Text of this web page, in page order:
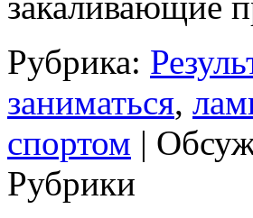
Рубрика:
заниматься,
спортом |
Рубрики